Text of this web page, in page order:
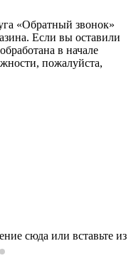
«Обратный звонок»
Если вы оставили
в начале
пожалуйста,
сюда или вставьте из